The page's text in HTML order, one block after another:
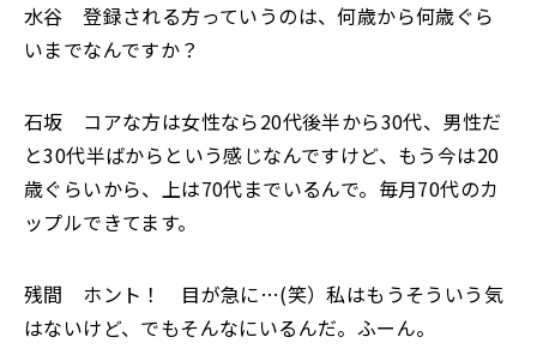
水谷 登録される方っていうのは、何歳から何歳ぐら
いまでなんですか？
石坂 コアな方は女性なら20代後半から30代、男性だ
と30代半ばからという感じなんですけど、もう今は20
歳ぐらいから、上は70代までいるんで。毎月70代のカ
ップルできてます。
残間 ホント！ 目が急に…(笑）私はもうそういう気
はないけど、でもそんなにいるんだ。ふーん。